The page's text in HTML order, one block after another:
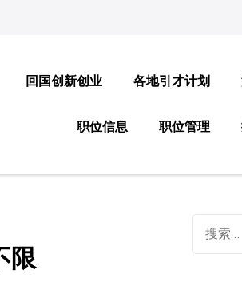
回国创新创业 各地引才计划
职位信息 职位管理
限
索：